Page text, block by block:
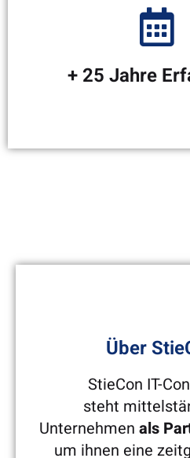
+ 25 Jahre
Ausbildung bei
Über
StieCon IT-
steht
Unternehmenals
um ihnen eine